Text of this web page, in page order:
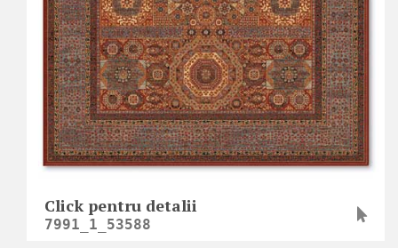
Click pentru detalii
7991_1_53588